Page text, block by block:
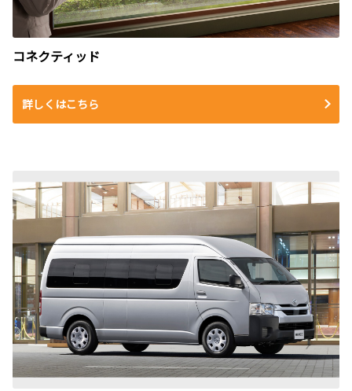
コネクティッド
詳しくはこちら